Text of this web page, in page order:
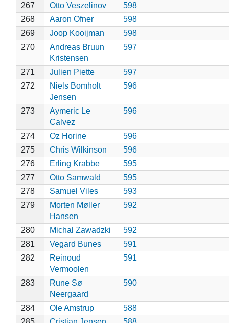
267
Otto Veszelinov
598
268
Aaron Ofner
598
269
Joop Kooijman
598
270
Andreas Bruun
Kristensen
597
271 Julien Piette
597
272
Niels Bomholt
Jensen
596
273
Aymeric Le
Calvez
596
274 Oz Horine
596
275
Chris Wilkinson
596
276
Erling Krabbe
595
277
Otto Samwald
595
278
Samuel Viles
593
279
Morten Møller
Hansen
592
280 Michal Zawadzki
592
281
Vegard Bunes
591
282
Reinoud
Vermoolen
591
283
Rune Sø
Neergaard
590
284 Ole Amstrup
588